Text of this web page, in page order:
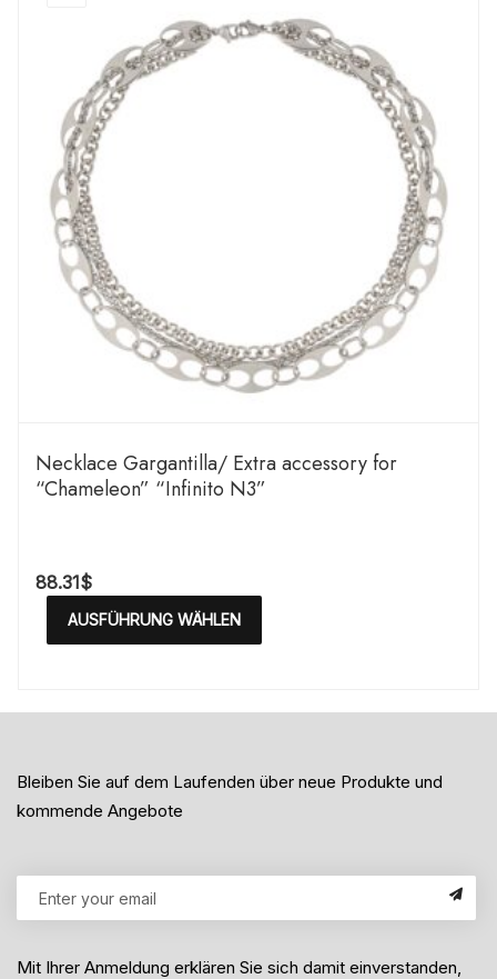
Necklace Gargantilla/ Extra accessory for
“Chameleon” “Infinito N3”
88.31$
AUSFÜHRUNG WÄHLEN
Bleiben Sie auf dem Laufenden über neue Produkte und
kommende Angebote
Mit Ihrer Anmeldung erklären Sie sich damit einverstanden,